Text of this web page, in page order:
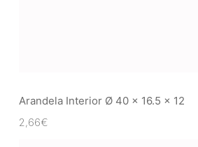
Arandela Interior Ø 40 x 16.5 x 12
2,66€